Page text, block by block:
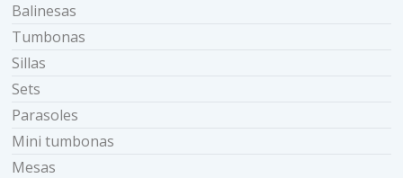
Balinesas
Tumbonas
Sillas
Sets
Parasoles
Mini tumbonas
Mesas